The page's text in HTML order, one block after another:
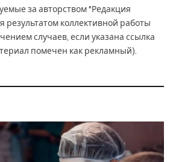
за авторством "Редакция
результатом коллективной работы
случаев, если указана ссылка
помечен как рекламный).